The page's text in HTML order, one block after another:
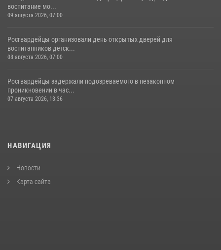
воспитание мо...
09 августа 2026, 07:00
Росгвардейцы организовали день открытых дверей для
воспитанников детск...
08 августа 2026, 07:00
Росгвардейцы задержали подозреваемого в незаконном
проникновении в час...
07 августа 2026, 13:36
НАВИГАЦИЯ
Новости
Карта сайта